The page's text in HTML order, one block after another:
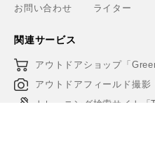
お問い合わせ
ライター
関連サービス
アウトドアショップ「
アウトドアフィールド撮影
トレーニング検索サイト